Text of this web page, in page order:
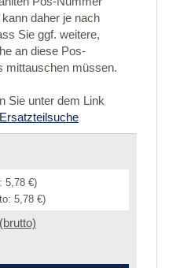
daher je nach
Sie ggf. weitere,
an diese Pos-
mittauschen müssen.
Sie unter dem Link
5,78 €)
5,78 €)